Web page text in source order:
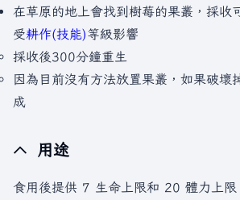
在草原的地上會找到樹莓的果叢，採收
受耕作(技能)等級影響
採收後300分鐘重生
因為目前沒有方法放置果叢，如果破壞
成
用途
食用後提供 7 生命上限和 20 體力上限